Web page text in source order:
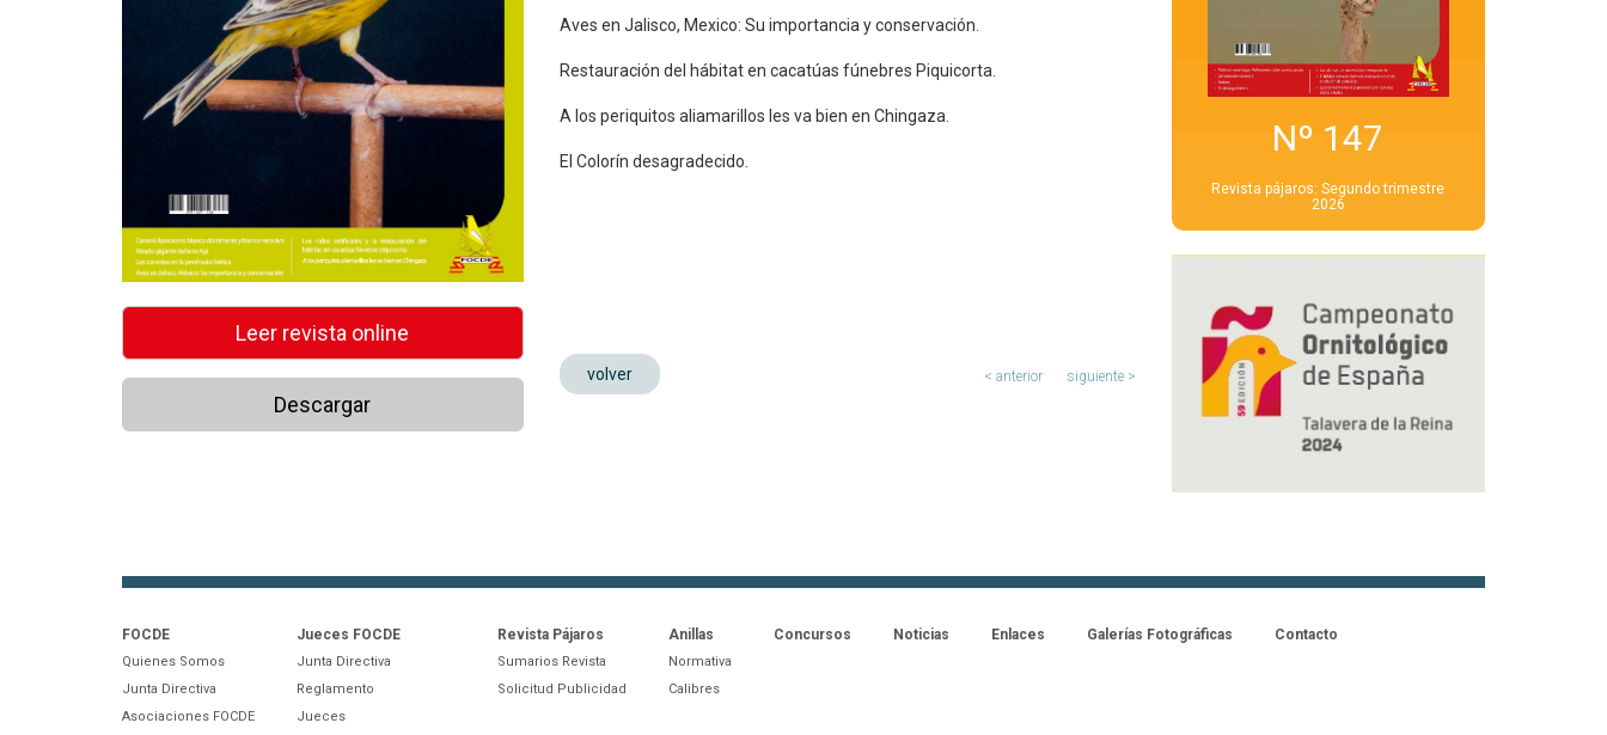
Leer revista online
Descargar
Aves en Jalisco, Mexico: Su importancia y conservación.
Restauración del hábitat en cacatúas fúnebres Piquicorta.
A los periquitos aliamarillos les va bien en Chingaza.
El Colorín desagradecido.
volver siguiente >
< anterior
Nº 147
Revista pájaros: Segundo trimestre
2026
FOCDE
Quienes Somos
Junta Directiva
Asociaciones FOCDE
Jueces FOCDE
Junta Directiva
Reglamento
Jueces
Revista Pájaros
Sumarios Revista
Solicitud Publicidad
Anillas
Normativa
Calibres
Concursos Noticias Enlaces Galerías Fotográficas Contacto